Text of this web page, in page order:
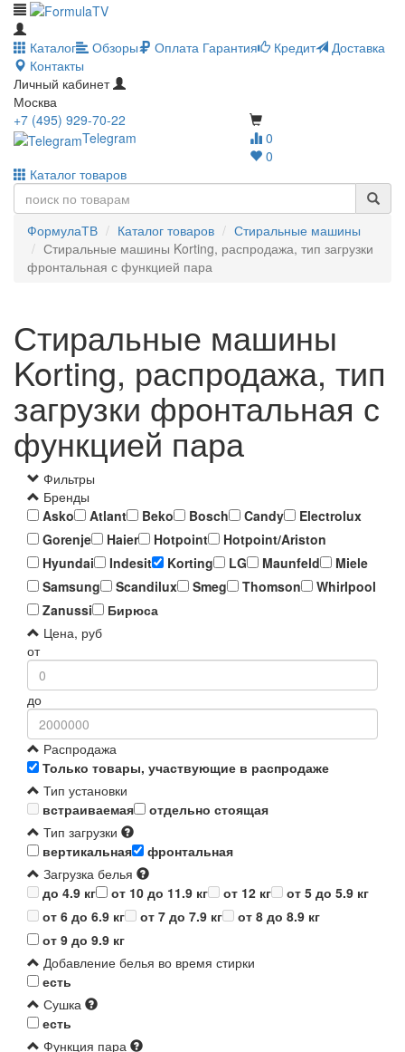
Каталог Обзоры Оплата Гарантия Кредит
Доставка
Контакты
Личный кабинет
Москва
0
0
+7 (495) 929-70-22
Telegram
Каталог товаров
ФормулаТВ Каталог товаров
Стиральные машины
Стиральные машины Korting, распродажа, тип загрузки
фронтальная с функцией пара
Стиральные машины
Korting, распродажа, тип
загрузки фронтальная с
функцией пара
Фильтры
Бренды
Asko
Atlant Beko Bosch Candy
Electrolux
Gorenje
Haier Hotpoint
Hotpoint/Ariston
Hyundai
Indesit Korting LG Maunfeld
Miele
Samsung
Scandilux Smeg Thomson
Whirlpool
Zanussi
Бирюса
Цена, руб
от
до
Распродажа
Только товары, участвующие в распродаже
Тип установки
встраиваемая
отдельно стоящая
Тип загрузки
вертикальная
фронтальная
Загрузка белья
до 4.9 кг
от 10 до 11.9 кг от 12 кг
от 5 до 5.9 кг
от 6 до 6.9 кг
от 7 до 7.9 кг
от 8 до 8.9 кг
от 9 до 9.9 кг
Добавление белья во время стирки
есть
Сушка
есть
Функция пара